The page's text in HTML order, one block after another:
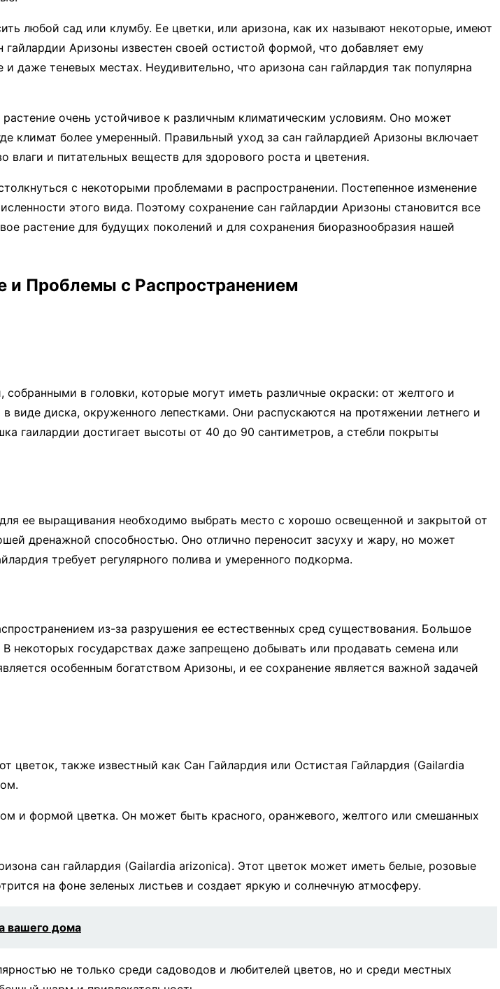
любой сад или клумбу. Ее цветки, или аризона, как их называют некоторые, имеют
гайлардии Аризоны известен своей остистой формой, что добавляет ему
даже теневых местах. Неудивительно, что аризона сан гайлардия так популярна
очень устойчивое к различным климатическим условиям. Оно может
климат более умеренный. Правильный уход за сан гайлардией Аризоны включает
влаги и питательных веществ для здорового роста и цветения.
с некоторыми проблемами в распространении. Постепенное изменение
этого вида. Поэтому сохранение сан гайлардии Аризоны становится все
растение для будущих поколений и для сохранения биоразнообразия нашей
Проблемы с Распространением
в головки, которые могут иметь различные окраски: от желтого и
диска, окруженного лепестками. Они распускаются на протяжении летнего и
гаилардии достигает высоты от 40 до 90 сантиметров, а стебли покрыты
ее выращивания необходимо выбрать место с хорошо освещенной и закрытой от
дренажной способностью. Оно отлично переносит засуху и жару, но может
требует регулярного полива и умеренного подкорма.
из-за разрушения ее естественных сред существования. Большое
некоторых государствах даже запрещено добывать или продавать семена или
особенным богатством Аризоны, и ее сохранение является важной задачей
также известный как Сан Гайлардия или Остистая Гайлардия (Gailardia
и формой цветка. Он может быть красного, оранжевого, желтого или смешанных
сан гайлардия (Gailardia arizonica). Этот цветок может иметь белые, розовые
на фоне зеленых листьев и создает яркую и солнечную атмосферу.
вашего дома
не только среди садоводов и любителей цветов, но и среди местных